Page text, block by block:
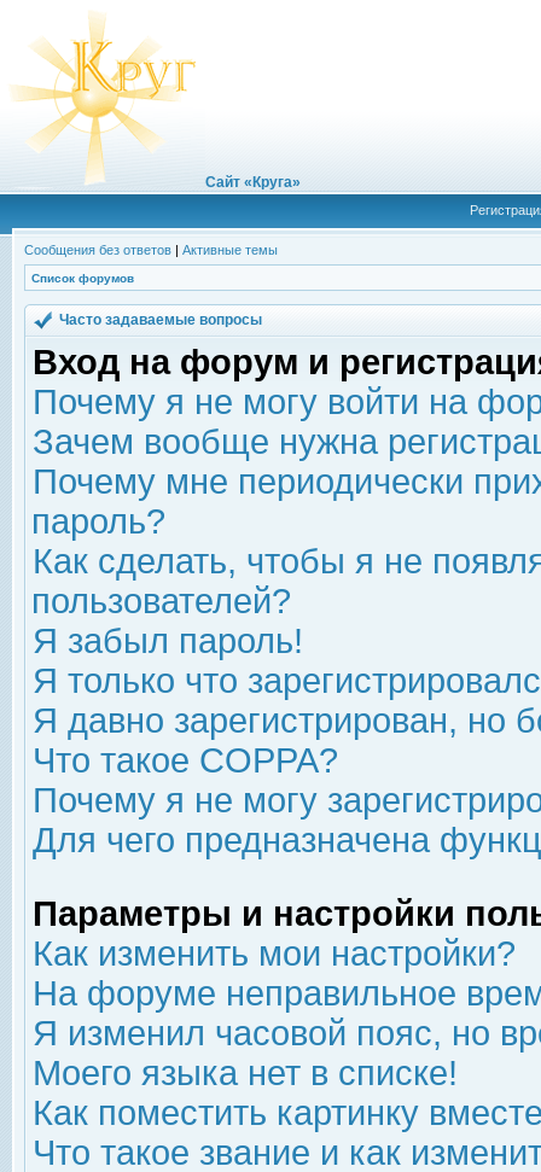
Сайт «Круга»
Сообщения без ответов | Активные темы
Список форумов
Часто задаваемые вопросы
Вход на форум и
Почему я не могу войти на
Зачем вообще нужна
Почему мне периодически
пароль?
Как сделать, чтобы я не
пользователей?
Я забыл пароль!
Я только что
Я давно зарегистрирован, но
Что такое COPPA?
Почему я не могу
Для чего предназначена
Параметры и настройки
Как изменить мои настройки?
На форуме неправильное
Я изменил часовой пояс, но
Моего языка нет в списке!
Как поместить картинку
Что такое звание и как